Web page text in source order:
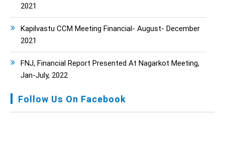
2021
Kapilvastu CCM Meeting Financial- August- December
2021
FNJ, Financial Report Presented At Nagarkot Meeting,
Jan-July, 2022
Follow Us On Facebook